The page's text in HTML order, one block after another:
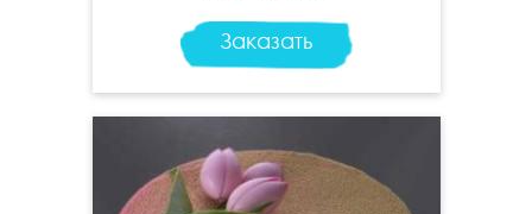
Заказать